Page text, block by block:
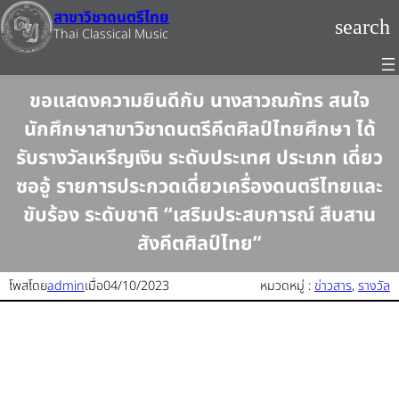
ข้าม
ไป
ยัง
สาขาวิชาดนตรีไทย
Thai Classical Music search
ขอแสดงความยินดีกับ นางสาวณภัทร สนใจ
นักศึกษาสาขาวิชาดนตรีคีตศิลป์ไทยศึกษา ได้
รับรางวัลเหรีญเงิน ระดับประเทศ ประเภท เดี่ยว
ซออู้ รายการประกวดเดี่ยวเครื่องดนตรีไทยและ
ขับร้อง ระดับชาติ “เสริมประสบการณ์ สืบสาน
สังคีตศิลป์ไทย”
โพสโดยadminเมื่อ04/10/2023 หมวดหมู่ : ข่าวสาร, รางวัล